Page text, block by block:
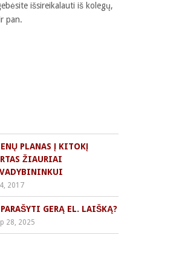
išsireikalauti iš kolegų,
pan.
PLANAS Į KITOKĮ
ŽIAURIAI
2017
GERĄ EL. LAIŠKĄ?
28, 2025